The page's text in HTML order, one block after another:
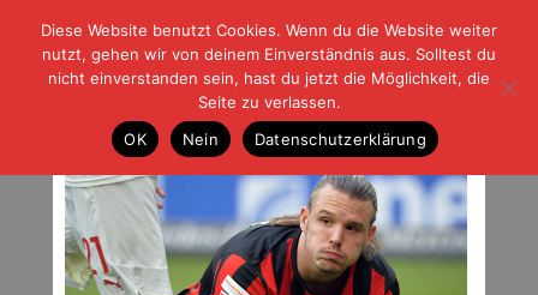
| | |BLOG-GFußball und der Rest
HOME|REGELN|IMPRESSUM |DATENSCHUTZ
Archiv für April 2015
Diese Website benutzt Cookies. Wenn du die Website weiter
nutzt, gehen wir von deinem Einverständnis aus. Solltest du
nicht einverstanden sein, hast du jetzt die Möglichkeit, die
Seite zu verlassen.
OK
Nein Datenschutzerklärung